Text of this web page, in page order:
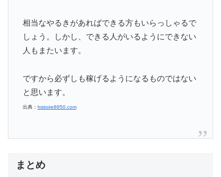
相当なやるきがあればできる方もいらっしゃるで
しょう。しかし、できる人がいるようにできない
人もまたいます。
ですから必ずしも稼げるようになるものではない
と思います。
出典： histoire8950.com
まとめ